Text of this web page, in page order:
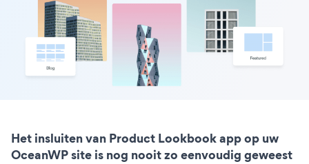
Het insluiten van Product Lookbook app op uw
OceanWP site is nog nooit zo eenvoudig geweest